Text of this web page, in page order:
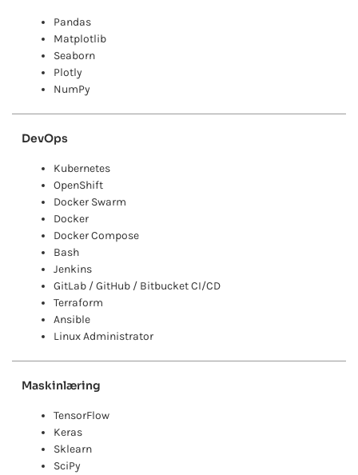
Pandas
Matplotlib
Seaborn
Plotly
NumPy
DevOps
Kubernetes
OpenShift
Docker Swarm
Docker
Docker Compose
Bash
Jenkins
GitLab / GitHub / Bitbucket CI/CD
Terraform
Ansible
Linux Administrator
Maskinlæring
TensorFlow
Keras
Sklearn
SciPy